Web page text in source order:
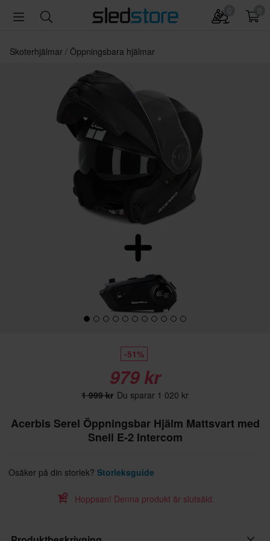
Skoterhjälmar Öppningsbara hjälmar
-51%
979 kr
1 999 kr Du sparar 1 020 kr
Acerbis Serel Öppningsbar Hjälm Mattsvart med
Snell E-2 Intercom
Osäker på din storlek? Storleksguide
Hoppsan! Denna produkt är slutsåld.